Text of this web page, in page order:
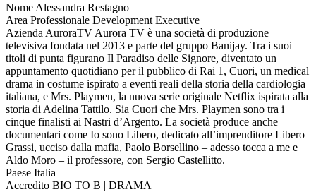
Nome Alessandra Restagno
Area Professionale Development Executive
Azienda AuroraTV Aurora TV è una società di produzione
televisiva fondata nel 2013 e parte del gruppo Banijay. Tra i suoi
titoli di punta figurano Il Paradiso delle Signore, diventato un
appuntamento quotidiano per il pubblico di Rai 1, Cuori, un medical
drama in costume ispirato a eventi reali della storia della cardiologia
italiana, e Mrs. Playmen, la nuova serie originale Netflix ispirata alla
storia di Adelina Tattilo. Sia Cuori che Mrs. Playmen sono tra i
cinque finalisti ai Nastri d’Argento. La società produce anche
documentari come Io sono Libero, dedicato all’imprenditore Libero
Grassi, ucciso dalla mafia, Paolo Borsellino – adesso tocca a me e
Aldo Moro – il professore, con Sergio Castellitto.
Paese Italia
Accredito BIO TO B | DRAMA